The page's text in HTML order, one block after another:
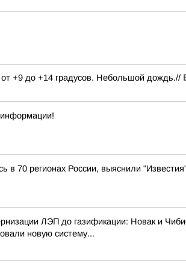
+9 до +14 градусов. Небольшой дождь.//
в 70 регионах России, выяснили
ЛЭП до газификации: Новак и
новую систему...